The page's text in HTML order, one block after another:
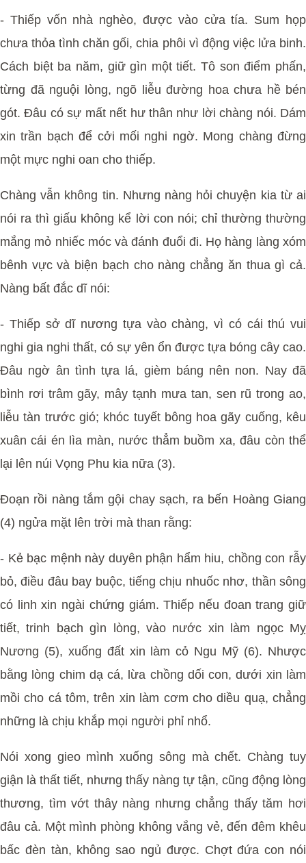
- Thiếp vốn nhà nghèo, được vào cửa tía. Sum họp
chưa thỏa tình chăn gối, chia phôi vì động việc lửa binh.
Cách biệt ba năm, giữ gìn một tiết. Tô son điểm phấn,
từng đã nguội lòng, ngõ liễu đường hoa chưa hề bén
gót. Đâu có sự mất nết hư thân như lời chàng nói. Dám
xin trần bạch để cởi mối nghi ngờ. Mong chàng đừng
một mực nghi oan cho thiếp.
Chàng vẫn không tin. Nhưng nàng hỏi chuyện kia từ ai
nói ra thì giấu không kể lời con nói; chỉ thường thường
mắng mỏ nhiếc móc và đánh đuổi đi. Họ hàng làng xóm
bênh vực và biện bạch cho nàng chẳng ăn thua gì cả.
Nàng bất đắc dĩ nói:
- Thiếp sở dĩ nương tựa vào chàng, vì có cái thú vui
nghi gia nghi thất, có sự yên ổn được tựa bóng cây cao.
Đâu ngờ ân tình tựa lá, gièm báng nên non. Nay đã
bình rơi trâm gãy, mây tạnh mưa tan, sen rũ trong ao,
liễu tàn trước gió; khóc tuyết bông hoa gãy cuống, kêu
xuân cái én lìa màn, nước thẳm buồm xa, đâu còn thể
lại lên núi Vọng Phu kia nữa (3).
Đoạn rồi nàng tắm gội chay sạch, ra bến Hoàng Giang
(4) ngửa mặt lên trời mà than rằng:
- Kẻ bạc mệnh này duyên phận hẩm hiu, chồng con rẫy
bỏ, điều đâu bay buộc, tiếng chịu nhuốc nhơ, thần sông
có linh xin ngài chứng giám. Thiếp nếu đoan trang giữ
tiết, trinh bạch gìn lòng, vào nước xin làm ngọc Mỵ
Nương (5), xuống đất xin làm cỏ Ngu Mỹ (6). Nhược
bằng lòng chim dạ cá, lừa chồng dối con, dưới xin làm
mồi cho cá tôm, trên xin làm cơm cho diều quạ, chẳng
những là chịu khắp mọi người phỉ nhổ.
Nói xong gieo mình xuống sông mà chết. Chàng tuy
giận là thất tiết, nhưng thấy nàng tự tận, cũng động lòng
thương, tìm vớt thây nàng nhưng chẳng thấy tăm hơi
đâu cả. Một mình phòng không vắng vẻ, đến đêm khêu
bấc đèn tàn, không sao ngủ được. Chợt đứa con nói